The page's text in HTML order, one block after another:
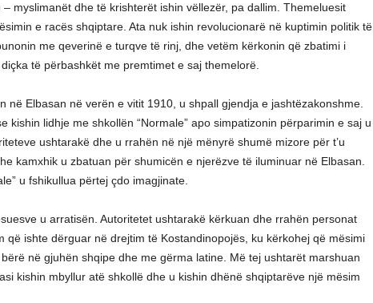
myslimanët dhe të krishterët ishin vëllezër, pa dallim. Themeluesit
e racës shqiptare. Ata nuk ishin revolucionarë në kuptimin politik të
me qeverinë e turqve të rinj, dhe vetëm kërkonin që zbatimi i
të përbashkët me premtimet e saj themelorë.
në Elbasan në verën e vitit 1910, u shpall gjendja e jashtëzakonshme.
kishin lidhje me shkollën “Normale” apo simpatizonin përparimin e saj u
ushtarakë dhe u rrahën në një mënyrë shumë mizore për t’u
kamxhik u zbatuan për shumicën e njerëzve të iluminuar në Elbasan.
u fshikullua përtej çdo imagjinate.
u arratisën. Autoritetet ushtarakë kërkuan dhe rrahën personat
që ishte dërguar në drejtim të Kostandinopojës, ku kërkohej që mësimi
në gjuhën shqipe dhe me gërma latine. Më tej ushtarët marshuan
kishin mbyllur atë shkollë dhe u kishin dhënë shqiptarëve një mësim